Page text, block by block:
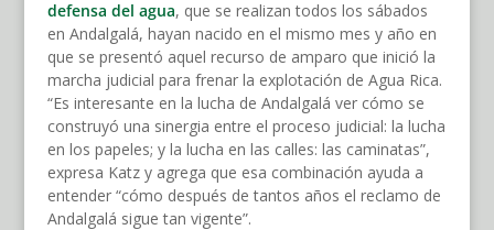
defensa del agua, que se realizan todos los sábados
en Andalgalá, hayan nacido en el mismo mes y año en
que se presentó aquel recurso de amparo que inició la
marcha judicial para frenar la explotación de Agua Rica.
“Es interesante en la lucha de Andalgalá ver cómo se
construyó una sinergia entre el proceso judicial: la lucha
en los papeles; y la lucha en las calles: las caminatas”,
expresa Katz y agrega que esa combinación ayuda a
entender “cómo después de tantos años el reclamo de
Andalgalá sigue tan vigente”.